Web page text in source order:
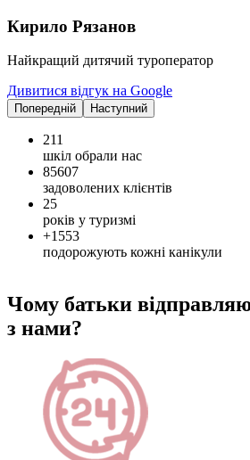
Кирило Рязанов
Найкращий дитячий туроператор
Дивитися відгук на Google
Попередній Наступний
211
шкіл обрали нас
85607
задоволених клієнтів
25
років у туризмі
+1553
подорожують кожні канікули
Чому батьки
з нами?